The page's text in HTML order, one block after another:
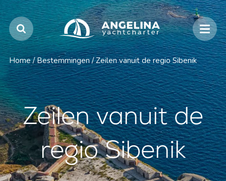
Home / Bestemmingen / Zeilen vanuit de regio Sibenik
Zeilen vanuit de
regio Sibenik